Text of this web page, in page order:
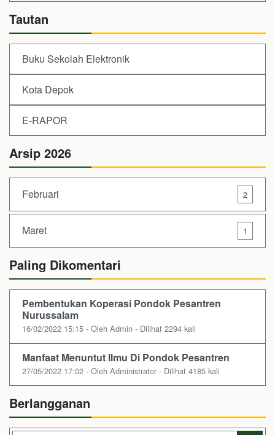
Tautan
Buku Sekolah Elektronik
Kota Depok
E-RAPOR
Arsip 2026
Februari 2
Maret 1
Paling Dikomentari
Pembentukan Koperasi Pondok Pesantren
Nurussalam
16/02/2022 15:15 - Oleh Admin - Dilihat 2294 kali
Manfaat Menuntut Ilmu Di Pondok Pesantren
27/05/2022 17:02 - Oleh Administrator - Dilihat 4185 kali
Berlangganan